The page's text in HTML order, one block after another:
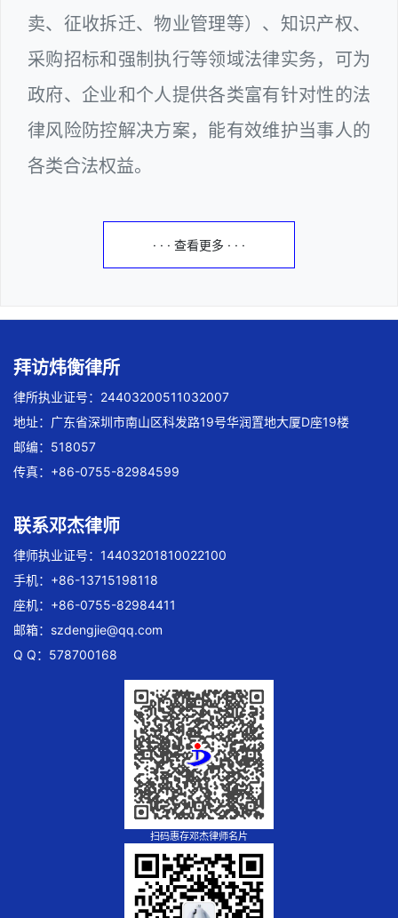
卖、征收拆迁、物业管理等）、知识产权、
采购招标和强制执行等领域法律实务，可为
政府、企业和个人提供各类富有针对性的法
律风险防控解决方案，能有效维护当事人的
各类合法权益。
· · · 查看更多 · · ·
拜访炜衡律所
律所执业证号：24403200511032007
地址：广东省深圳市南山区科发路19号华润置地大厦D座19楼
邮编：518057
传真：+86-0755-82984599
联系邓杰律师
律师执业证号：14403201810022100
手机：+86-13715198118
座机：+86-0755-82984411
邮箱： szdengjie@qq.com
Q Q：578700168
扫码惠存邓杰律师名片